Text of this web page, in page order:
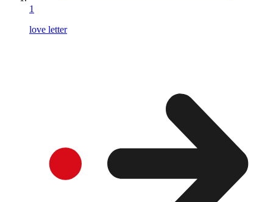
1
love letter